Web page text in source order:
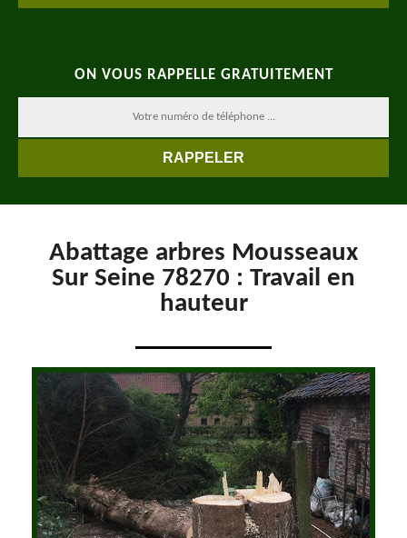
ON VOUS RAPPELLE GRATUITEMENT
Abattage arbres Mousseaux
Sur Seine 78270 : Travail en
hauteur